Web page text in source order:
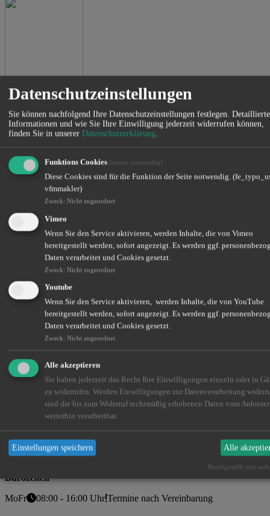
Charlott Lange
Assistenz der Geschäftsleitung
So finden Sie uns
Skarupke Versicherungskonzepte
Frankenstr. 152
Nürnberg
Bürozeiten
MoFr 08:00 - 16:00 Uhr Termine nach Vereinbarung
Datenschutzeinstellungen
Sie können nachfolgend Ihre Datenschutzeinstellungen festlegen. Detaillierte
Informationen und wie Sie Ihre Einwilligung jederzeit widerrufen können,
finden Sie in unserer Datenschutzerklärung.
Funktions Cookies (immer notwendig)
Diese Cookies sind für die Funktion der Seite notwendig.
vfmmakler)
Zweck: Nicht zugeordnet
Vimeo
Wenn Sie den Service aktivieren, werden Inhalte, die von Vimeo
bereitgestellt werden, sofort angezeigt. Es werden ggf.
Daten verarbeitet und Cookies gesetzt.
Zweck: Nicht zugeordnet
Youtube
Wenn Sie den Service aktivieren, werden Inhalte, die von YouTube
bereitgestellt werden, sofort angezeigt. Es werden ggf.
Daten verarbeitet und Cookies gesetzt.
Zweck: Nicht zugeordnet
Alle akzeptieren
Sie haben jederzeit das Recht Ihre Einwilligungen einzeln oder in
zu widerrufen. Werden Einwilligungen zur Datenverarbeitung
sind die bis zum Widerruf rechtmäßig erhobenen Daten vom Anbieter
weiterhin verarbeitbar.
Einstellungen speichern Alle
Bereitgestellt von